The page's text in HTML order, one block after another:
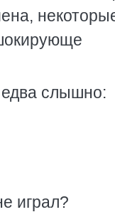
едва слышно:
играл?